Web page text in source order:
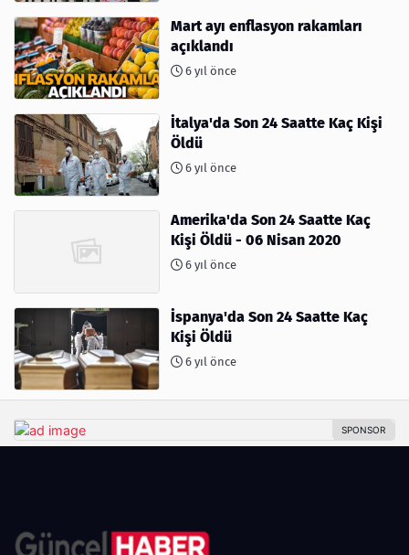
Mart ayı enflasyon rakamları
açıklandı
6 yıl önce
İtalya'da Son 24 Saatte Kaç Kişi
Öldü
6 yıl önce
Amerika'da Son 24 Saatte Kaç
Kişi Öldü - 06 Nisan 2020
6 yıl önce
İspanya'da Son 24 Saatte Kaç
Kişi Öldü
6 yıl önce